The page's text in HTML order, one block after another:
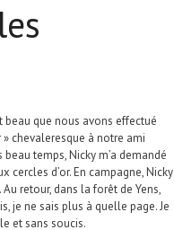
que nous avons effectué
chevaleresque à notre ami
temps, Nicky m’a demandé
d’or. En campagne, Nicky
retour, dans la forêt de Yens,
je ne sais plus à quelle page. Je
et sans soucis.